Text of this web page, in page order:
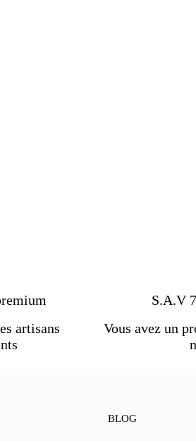
artisans
S.A.V
Vous avez un
BLOG